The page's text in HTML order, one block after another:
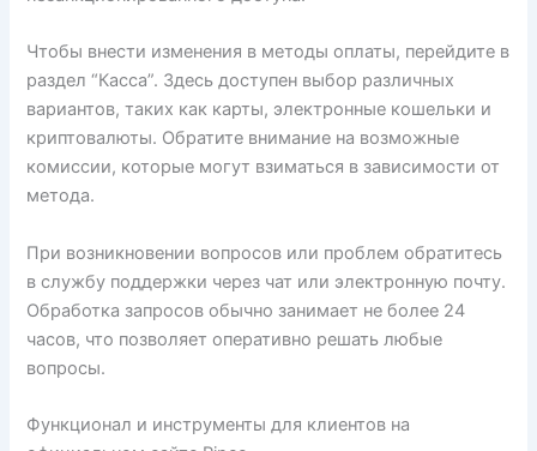
Чтобы внести изменения в методы оплаты, перейдите в
раздел “Касса”. Здесь доступен выбор различных
вариантов, таких как карты, электронные кошельки и
криптовалюты. Обратите внимание на возможные
комиссии, которые могут взиматься в зависимости от
метода.
При возникновении вопросов или проблем обратитесь
в службу поддержки через чат или электронную почту.
Обработка запросов обычно занимает не более 24
часов, что позволяет оперативно решать любые
вопросы.
Функционал и инструменты для клиентов на